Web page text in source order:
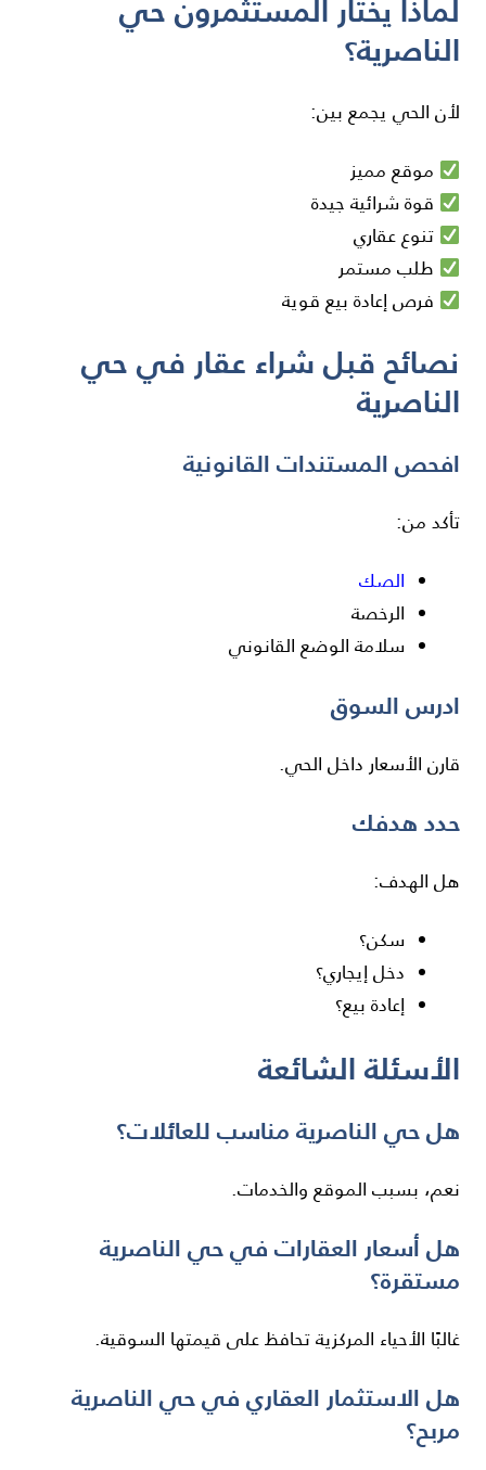
لماذا يختار المستثمرون حي
الناصرية؟
لأن الحي يجمع بين:
موقع مميز
قوة شرائية جيدة
تنوع عقاري
طلب مستمر
فرص إعادة بيع قوية
نصائح قبل شراء عقار في حي
الناصرية
افحص المستندات القانونية
تأكد من:
الصك
الرخصة
سلامة الوضع القانوني
ادرس السوق
قارن الأسعار داخل الحي.
حدد هدفك
هل الهدف:
سكن؟
دخل إيجاري؟
إعادة بيع؟
الأسئلة الشائعة
هل حي الناصرية مناسب للعائلات؟
نعم، بسبب الموقع والخدمات.
هل أسعار العقارات في حي الناصرية
مستقرة؟
غالبًا الأحياء المركزية تحافظ على قيمتها السوقية.
هل الاستثمار العقاري في حي الناصرية
مربح؟